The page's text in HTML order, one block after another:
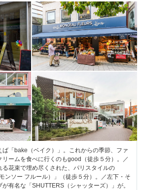
「bake（ベイク）」。これからの季節、ファ
リームを食べに行くのもgood（徒歩５分）。／
花束で埋め尽くされた、パリスタイルの
ンソー フルール）」（徒歩５分）。／左下・そ
有名な「SHUTTERS（シャッターズ）」が。